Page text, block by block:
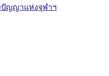
ญญาแห่งจุฬาฯ